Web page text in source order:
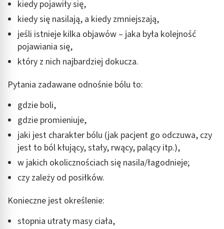
kiedy pojawiły się,
kiedy się nasilają, a kiedy zmniejszają,
jeśli istnieje kilka objawów – jaka była kolejność
pojawiania się,
który z nich najbardziej dokucza.
Pytania zadawane odnośnie bólu to:
gdzie boli,
gdzie promieniuje,
jaki jest charakter bólu (jak pacjent go odczuwa, czy
jest to ból kłujący, stały, rwący, palący itp.),
w jakich okolicznościach się nasila/łagodnieje;
czy zależy od posiłków.
Konieczne jest określenie:
stopnia utraty masy ciała,